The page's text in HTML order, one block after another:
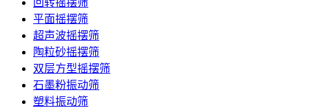
平面摇摆筛
超声波摇摆筛
陶粒砂摇摆筛
双层方型摇摆筛
石墨粉振动筛
塑料振动筛